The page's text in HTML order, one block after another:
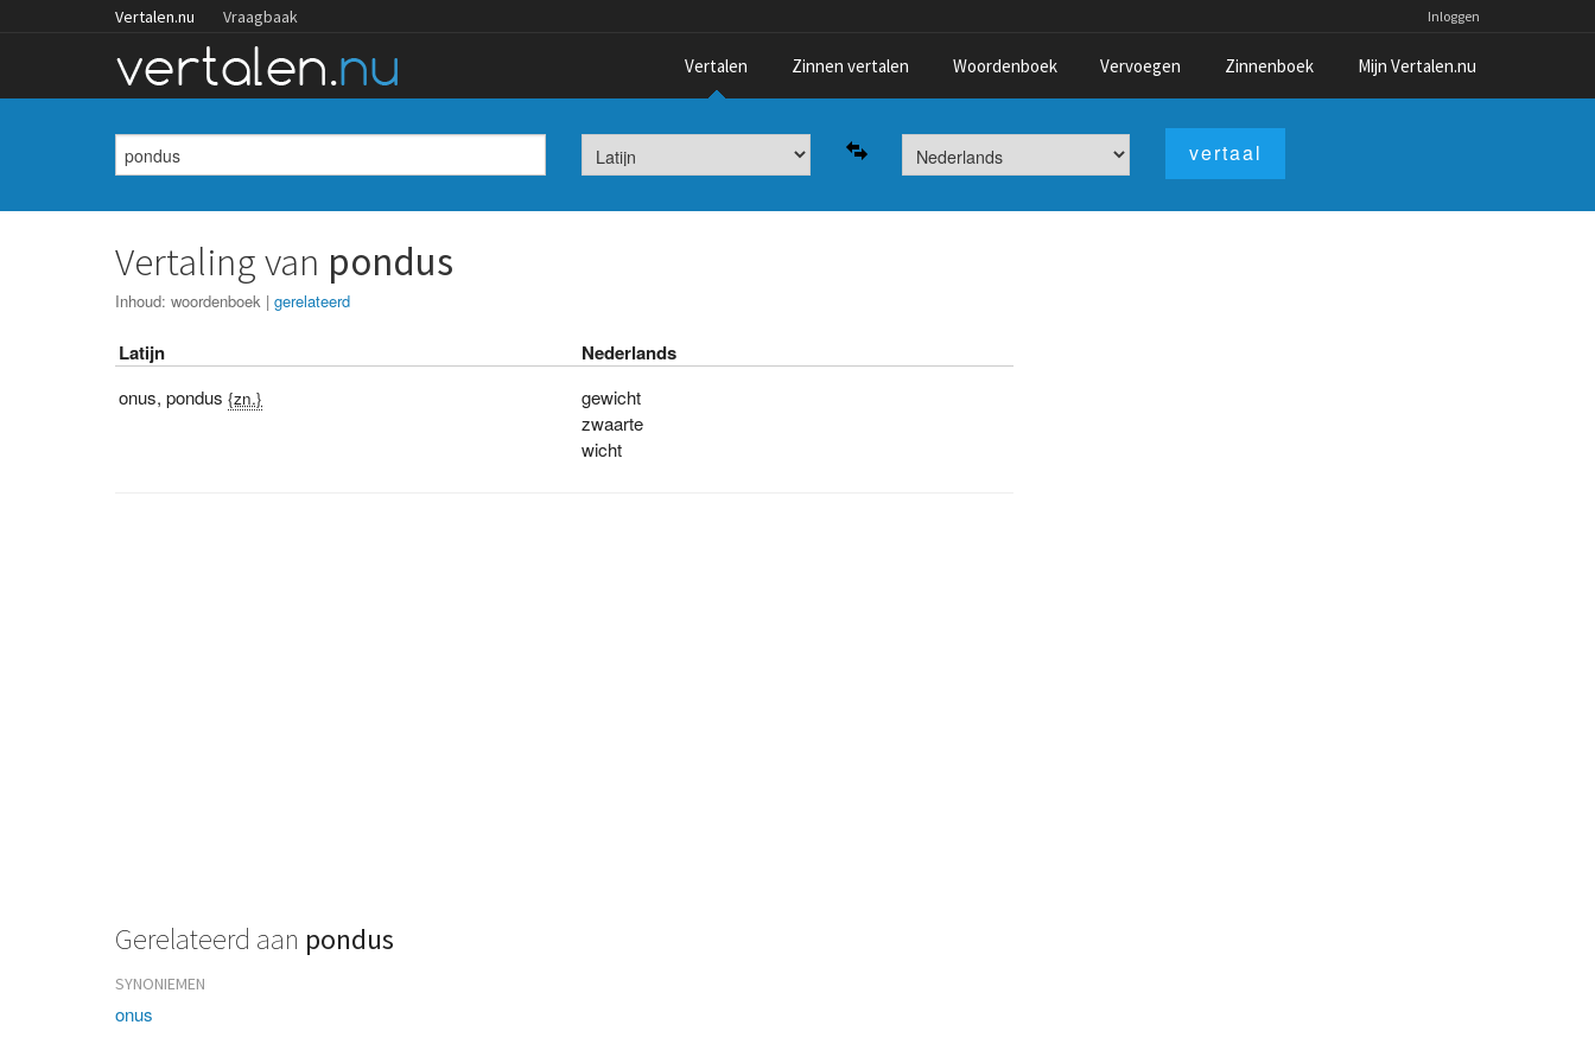
Vertalen.nu Vraagbaak Inloggen
Vertalen Zinnen vertalen Woordenboek Vervoegen Zinnenboek Mijn Vertalen.nu
Vertaling van pondus
Inhoud:woordenboek |gerelateerd
Latijn Nederlands
onus,pondus {zn.}
gewicht
zwaarte
wicht
Gerelateerd aan pondus
SYNONIEMEN
onus